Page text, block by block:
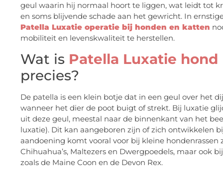
geul waarin hij normaal hoort te liggen, wat leidt tot
en soms blijvende schade aan het gewricht. In
Patella Luxatie operatie bij honden en katten
mobiliteit en levenskwaliteit te herstellen.
Wat is Patella Luxatie hond
precies?
De patella is een klein botje dat in een geul over het
wanneer het dier de poot buigt of strekt. Bij luxatie
uit deze geul, meestal naar de binnenkant van het
luxatie). Dit kan aangeboren zijn of zich ontwikkelen
aandoening komt vooral voor bij kleine hondenrassen
Chihuahua’s, Maltezers en Dwergpoedels, maar ook
zoals de Maine Coon en de Devon Rex.